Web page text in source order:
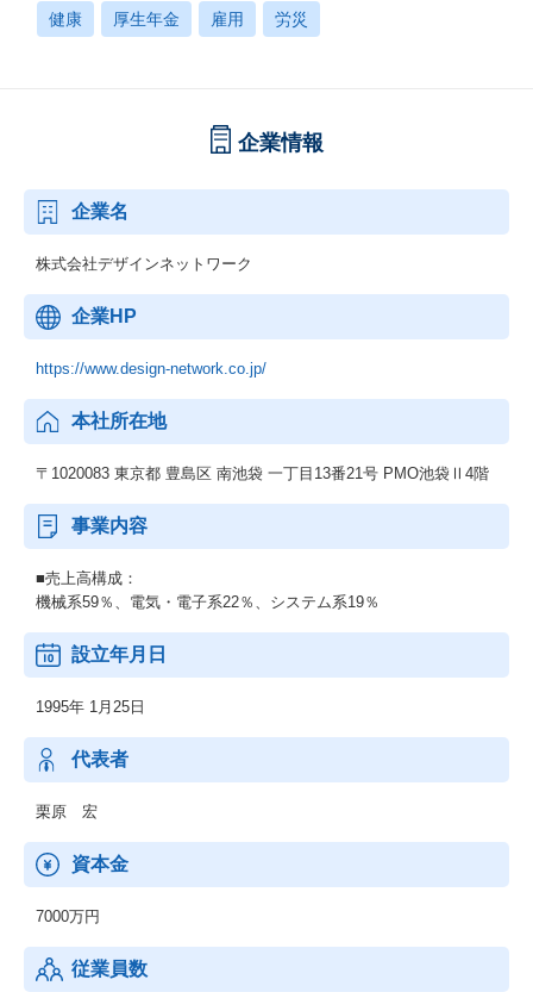
健康 厚生年金 雇用 労災
企業情報
企業名
株式会社デザインネットワーク
企業HP
https://www.design-network.co.jp/
本社所在地
〒1020083 東京都 豊島区 南池袋 一丁目13番21号 PMO池袋Ⅱ4階
事業内容
■売上高構成：
機械系59％、電気・電子系22％、システム系19％
設立年月日
1995年 1月25日
代表者
栗原 宏
資本金
7000万円
従業員数